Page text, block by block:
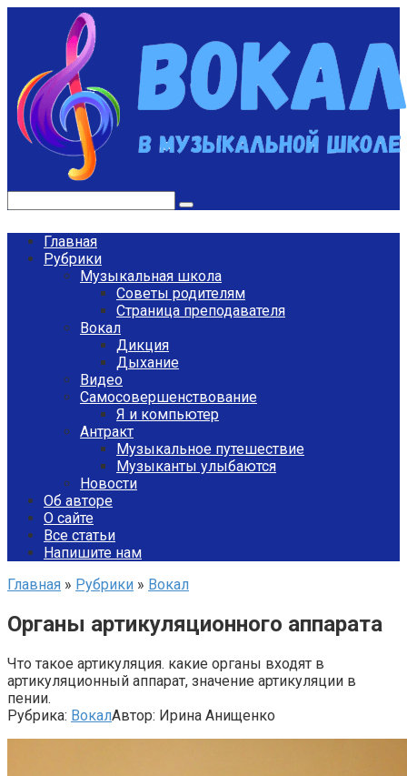
контенту
Главная
Рубрики
Музыкальная школа
Советы родителям
Страница преподавателя
Вокал
Дикция
Дыхание
Видео
Самосовершенствование
Я и компьютер
Антракт
Музыкальное путешествие
Музыканты улыбаются
Новости
Об авторе
О сайте
Все статьи
Напишите нам
Главная » Рубрики » Вокал
Органы артикуляционного аппарата
Что такое артикуляция. какие органы входят в
артикуляционный аппарат, значение артикуляции в
пении.
Рубрика: ВокалАвтор: Ирина Анищенко